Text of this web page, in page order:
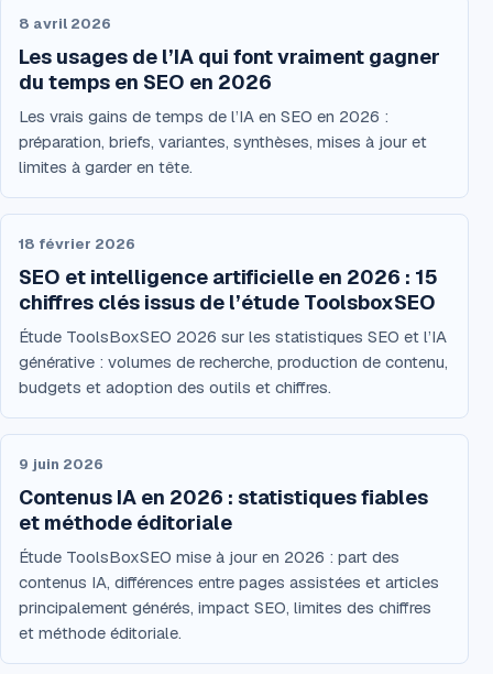
8 avril 2026
Les usages de l’IA qui font vraiment gagner
du temps en SEO en 2026
Les vrais gains de temps de l’IA en SEO en 2026 :
préparation, briefs, variantes, synthèses, mises à jour et
limites à garder en tête.
18 février 2026
SEO et intelligence artificielle en 2026 : 15
chiffres clés issus de l’étude ToolsboxSEO
Étude ToolsBoxSEO 2026 sur les statistiques SEO et l’IA
générative : volumes de recherche, production de contenu,
budgets et adoption des outils et chiffres.
9 juin 2026
Contenus IA en 2026 : statistiques fiables
et méthode éditoriale
Étude ToolsBoxSEO mise à jour en 2026 : part des
contenus IA, différences entre pages assistées et articles
principalement générés, impact SEO, limites des chiffres
et méthode éditoriale.